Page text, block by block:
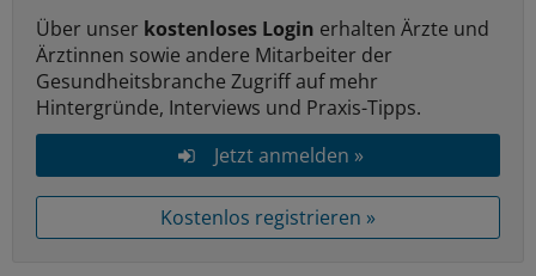
Über unser kostenloses Login erhalten Ärzte und
Ärztinnen sowie andere Mitarbeiter der
Gesundheitsbranche Zugriff auf mehr
Hintergründe, Interviews und Praxis-Tipps.
Jetzt anmelden »
Kostenlos registrieren »